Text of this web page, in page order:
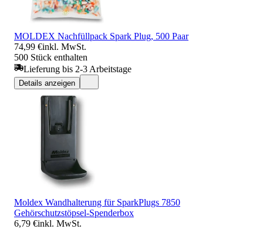
MOLDEX Nachfüllpack Spark Plug, 500 Paar
74,99 €inkl. MwSt.
500 Stück enthalten
Lieferung bis 2-3 Arbeitstage
Details anzeigen
Moldex Wandhalterung für SparkPlugs 7850
Gehörschutzstöpsel-Spenderbox
6,79 €inkl. MwSt.